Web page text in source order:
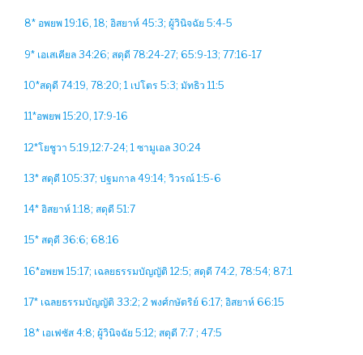
8* อพยพ 19:16, 18; อิสยาห์ 45:3; ผู้วินิจฉัย 5:4-5
9* เอเสเคียล 34:26; สดุดี 78:24-27; 65:9-13; 77:16-17
10*สดุดี 74:19, 78:20; 1 เปโตร 5:3; มัทธิว 11:5
11*อพยพ 15:20, 17:9-16
12*โยชูวา 5:19,12:7-24; 1 ซามูเอล 30:24
13* สดุดี 105:37; ปฐมกาล 49:14; วิวรณ์ 1:5-6
14* อิสยาห์ 1:18; สดุดี 51:7
15* สดุดี 36:6; 68:16
16*อพยพ 15:17; เฉลยธรรมบัญญัติ 12:5; สดุดี 74:2, 78:54; 87:1
17* เฉลยธรรมบัญญัติ 33:2; 2 พงศ์กษัตริย์ 6:17; อิสยาห์ 66:15
18* เอเฟซัส 4:8; ผู้วินิจฉัย 5:12; สดุดี 7:7 ; 47:5